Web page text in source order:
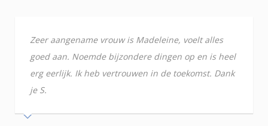
Zeer aangename vrouw is Madeleine, voelt alles
goed aan. Noemde bijzondere dingen op en is heel
erg eerlijk. Ik heb vertrouwen in de toekomst. Dank
je S.